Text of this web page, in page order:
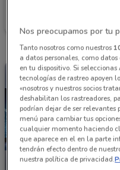
Nos preocupamos por tu
Tanto nosotros como nuestros
a datos personales, como
en tu dispositivo. Si
tecnologías de rastreo apoyen
«nosotros y nuestros socios
deshabilitan los rastreadores,
podrían dejar de ser relevantes
menú para cambiar tus
cualquier momento haciendo
que aparece en el en la parte
tendrán efecto dentro de
nuestra política de privacidad.